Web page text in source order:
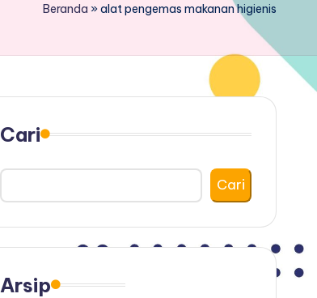
Beranda »alat pengemas makanan higienis
Cari
Cari
Arsip